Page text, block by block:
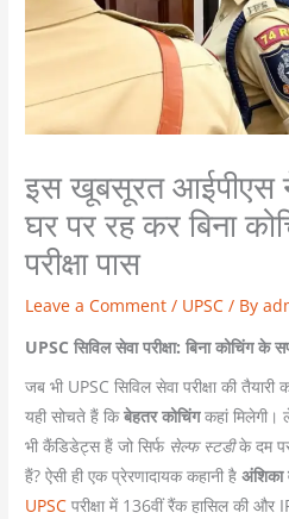
इस खूबसूरत आईपीएस
घर पर रह कर बिना
परीक्षा पास
Leave a Comment / UPSC / By
UPSC सिविल सेवा परीक्षा: बिना कोचिंग के
जब भी UPSC सिविल सेवा परीक्षा की
यही सोचते हैं किबेहतर कोचिंगकहां
भी कैंडिडेट्स हैं जो सिर्फ सेल्फ स्टडीके दम
हैं? ऐसी ही एक प्रेरणादायक कहानी हैअंशिका
UPSCपरीक्षा में 136वीं रैंक हासिल की और